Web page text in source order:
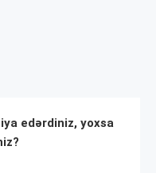
edərdiniz, yoxsa